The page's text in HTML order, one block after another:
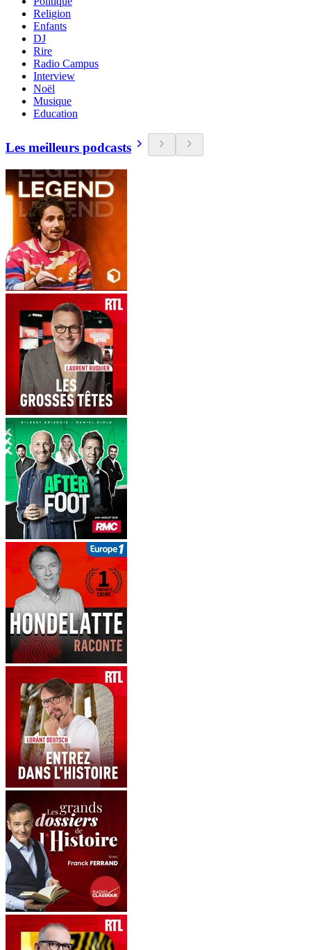
Religion
Enfants
DJ
Rire
Radio Campus
Interview
Noël
Musique
Education
Les meilleurs podcasts